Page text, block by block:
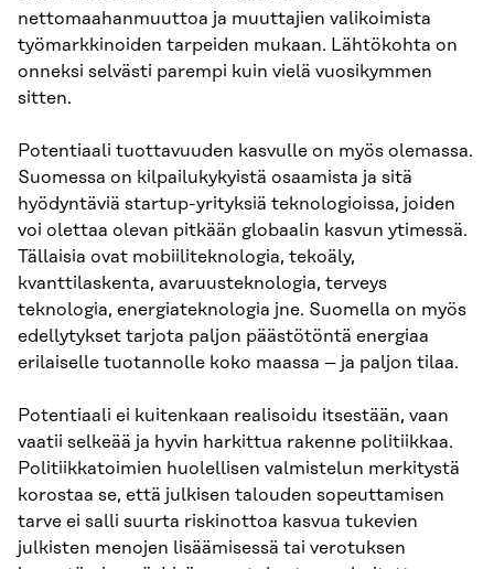
nettomaahanmuuttoa ja muuttajien valikoimista
työmarkkinoiden tarpeiden mukaan. Lähtökohta on
onneksi selvästi parempi kuin vielä vuosikymmen
sitten.
Potentiaali tuottavuuden kasvulle on myös olemassa.
Suomessa on kilpailukykyistä osaamista ja sitä
hyödyntäviä startup-yrityksiä teknologioissa, joiden
voi olettaa olevan pitkään globaalin kasvun ytimessä.
Tällaisia ovat mobiiliteknologia, tekoäly,
kvanttilaskenta, avaruusteknologia, terveys
teknologia, energiateknologia jne. Suomella on myös
edellytykset tarjota paljon päästötöntä energiaa
erilaiselle tuotannolle koko maassa – ja paljon tilaa.
Potentiaali ei kuitenkaan realisoidu itsestään, vaan
vaatii selkeää ja hyvin harkittua rakenne politiikkaa.
Politiikkatoimien huolellisen valmistelun merkitystä
korostaa se, että julkisen talouden sopeuttamisen
tarve ei salli suurta riskinottoa kasvua tukevien
julkisten menojen lisäämisessä tai verotuksen